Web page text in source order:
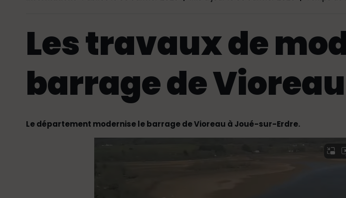
Les travaux de
barrage de
Le département modernise le barrage de Vioreau à Joué-sur-Erdre.